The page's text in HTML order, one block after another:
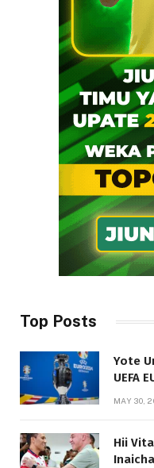
Top Posts
Yote
UEFA
MAY 30,
Hii Vita